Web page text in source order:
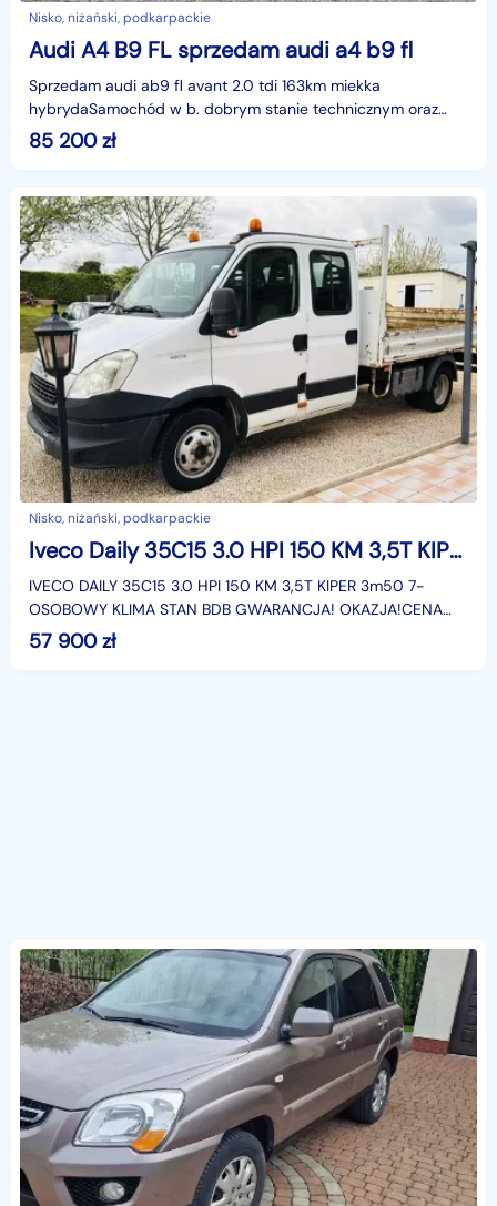
Nisko, niżański, podkarpackie
Audi A4 B9 FL sprzedam audi a4 b9 fl
Sprzedam audi ab9 fl avant 2.0 tdi 163km miekka
hybrydaSamochód w b. dobrym stanie technicznym oraz
wizualnym, bezwypadkowe. Bogate wyposażenie, opony
letnie wr
85 200zł
Nisko, niżański, podkarpackie
Iveco Daily 35C15 3.0 HPI 150 KM 3,5T KIPER 3m50 7-OSOBOWY Gwarancja!
IVECO DAILY 35C15 3.0 HPI 150 KM 3,5T KIPER 3m50 7-
OSOBOWY KLIMA STAN BDB GWARANCJA! OKAZJA!CENA
BRUTTO MARŻA 57 900 złMarka IVECO DAILYModel
35C15Rok produkcji
57 900zł